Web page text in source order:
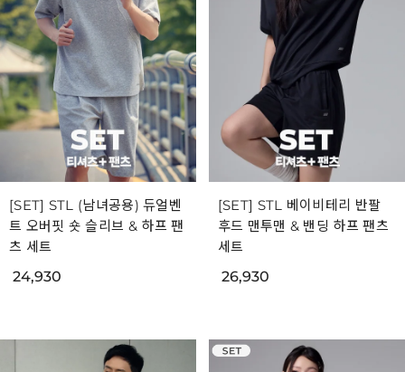
[SET] STL (남녀공용) 듀얼벤
트 오버핏 숏 슬리브 & 하프 팬
츠 세트
24,930
[SET] STL 베이비테리 반팔
후드 맨투맨 & 밴딩 하프 팬츠
세트
26,930